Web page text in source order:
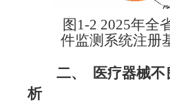
图1-2 2025年全
件监测系统注册
二、 医疗器械不
析